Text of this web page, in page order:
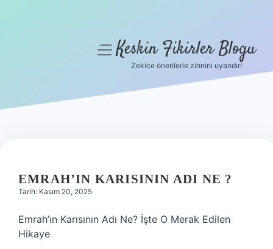
Hakkımızda
menüyüKeskin Fikirler Blogu
Zekice önerilerle zihnini uyandır!
EMRAH’IN KARISININ ADI NE ?
Tarih: Kasım 20, 2025
Emrah’ın Karısının Adı Ne? İşte O Merak Edilen
Hikaye